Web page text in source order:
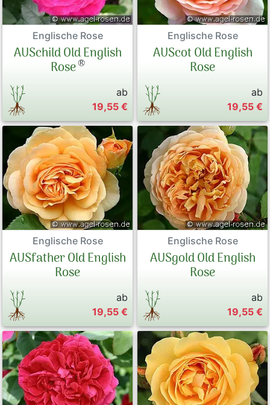
Englische Rose
AUSchild Old English
Rose®
ab
19,55 €
Englische Rose
AUScot Old English
Rose
ab
19,55 €
Englische Rose
AUSfather Old English
Rose
ab
19,55 €
Englische Rose
AUSgold Old English
Rose
ab
19,55 €